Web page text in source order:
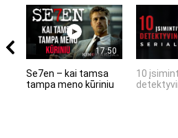
17:50
Se7en – kai tamsa
tampa meno kūriniu
10